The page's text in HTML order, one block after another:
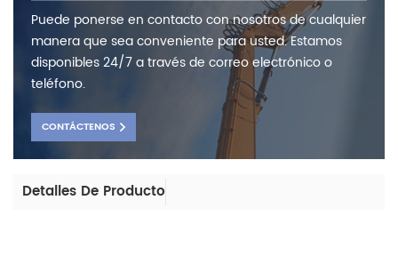
Puede ponerse en contacto con nosotros de cualquier
manera que sea conveniente para usted. Estamos
disponibles 24/7 a través de correo electrónico o
teléfono.
CONTÁCTENOS
Detalles De Producto